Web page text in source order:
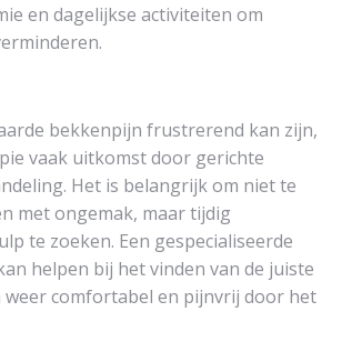
en dagelijkse activiteiten om
bekkenpijn frustrerend kan zijn,
vaak uitkomst door gerichte
Het is belangrijk om niet te
met ongemak, maar tijdig
te zoeken. Een gespecialiseerde
helpen bij het vinden van de juiste
comfortabel en pijnvrij door het